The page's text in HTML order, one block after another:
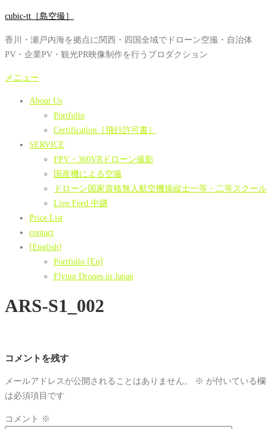
コ
テ
ン
ツ
cubic-tt［島空撮］
香川・瀬戸内海を拠点に関西・四国全域でドローン空撮・自治体
PV・企業PV・観光PR映像制作を行うプロダクション
メニュー
About Us
Portfolio
Certification［飛行許可書］
SERVICE
FPV・360VRドローン撮影
国産機による空撮
ドローン国家資格無人航空機操縦士一等・二等スクール
Live Feed 中継
Price List
contact
[English]
Portfolio [En]
Flying Drones in Japan
ARS-S1_002
コメントを残す
メールアドレスが公開されることはありません。 ※ が付いている欄
は必須項目です
コメント ※